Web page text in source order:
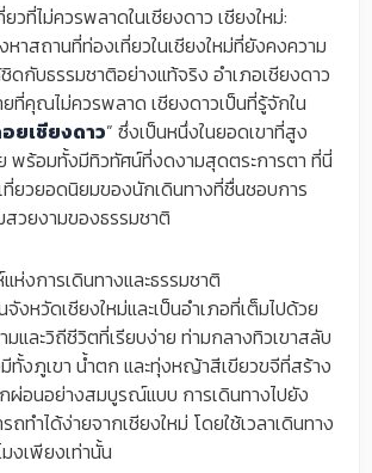
วที่ไม่ควรพลาดในเชียงดาว เชียงใหม่:
าสถานที่ท่องเที่ยวในเชียงใหม่ที่ยังคงความ
ดกับธรรมชาติอย่างแท้จริง อำเภอเชียงดาว
ที่คุณไม่ควรพลาด เชียงดาวเป็นที่รู้จักใน
ยเชียงดาว” ซึ่งเป็นหนึ่งในยอดเขาที่สูง
พร้อมทั้งมีทิวทัศน์ที่งดงามสุดตระการตา ที่นี่
ที่ยวยอดนิยมของนักเดินทางที่ชื่นชอบการ
วยงามของธรรมชาติ
แห่งการเดินทางและธรรมชาติ
งหวัดเชียงใหม่และเป็นอำเภอที่เต็มไปด้วย
และวิถีชีวิตที่เรียบง่าย ท่ามกลางทิวเขาสลับ
ทั้งภูเขา น้ำตก และทุ่งหญ้าสีเขียวขจีที่สร้าง
ผ่อนอย่างสมบูรณ์แบบ การเดินทางไปยัง
ถทำได้ง่ายจากเชียงใหม่ โดยใช้เวลาเดินทาง
งเพียงเท่านั้น